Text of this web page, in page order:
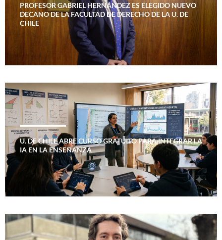
PROFESOR GABRIEL HERNÁNDEZ ES ELEGIDO NUEVO
DECANO DE LA FACULTAD DE DERECHO DE LA U. DE
CHILE
U. DE CHILE ABRE CURSO GRATUITO PARA INTEGRAR LA
IA EN LA ENSEÑANZA